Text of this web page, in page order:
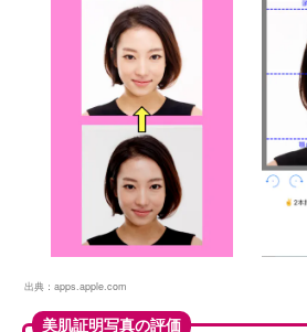
出典： apps.apple.com
美肌証明写真の評価